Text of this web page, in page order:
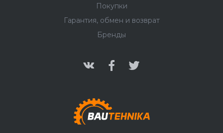
Покупки
Гарантия, обмен и возврат
Бренды